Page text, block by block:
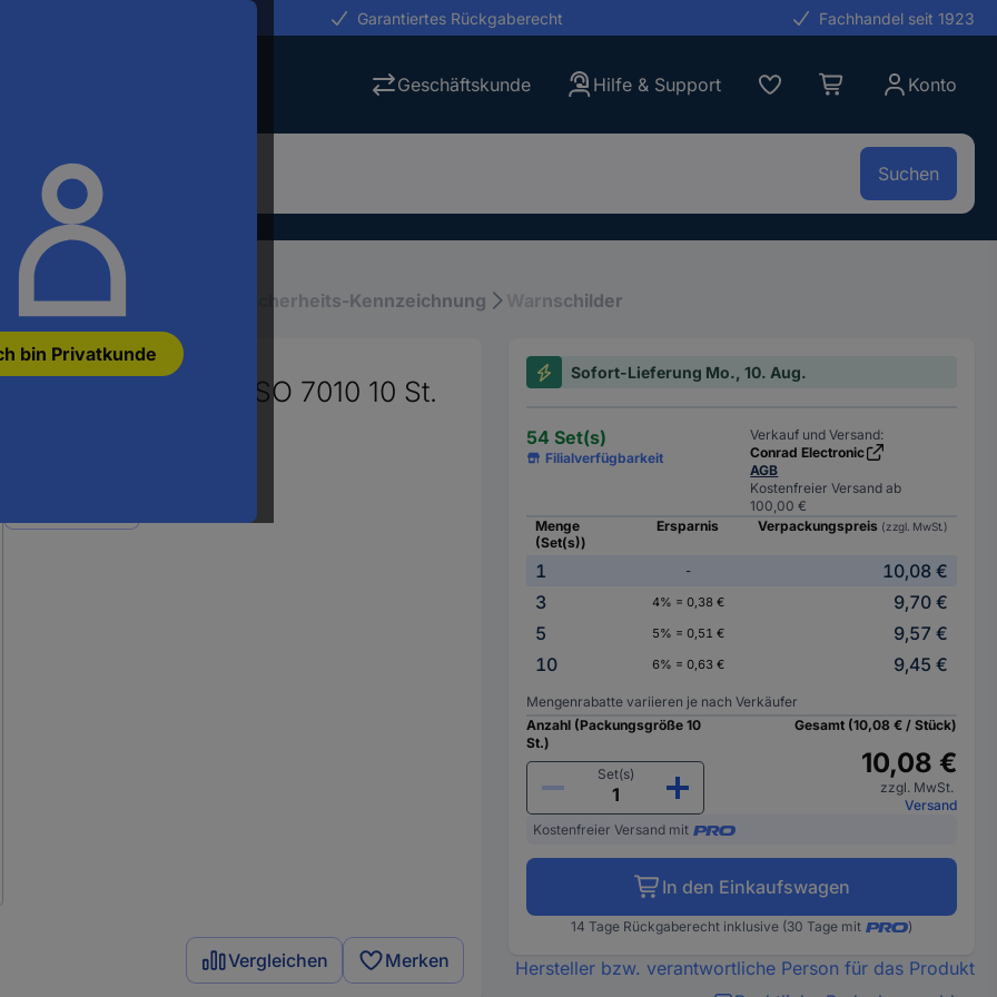
bin Privatkunde
Garantiertes Rückgaberecht Fachhandel seit 1923
Geschäftskunde Hilfe & Support Konto
Suchen
Schilder-, Sicherheits-Kennzeichnung Warnschilder
50 mm ISO 7010 10 St.
Vergleichen Merken
Sofort-Lieferung Mo., 10. Aug.
54 Set(s)
Filialverfügbarkeit
Verkauf und Versand:
Conrad Electronic
AGB
Kostenfreier Versand ab
100,00 €
Menge
(Set(s))
Ersparnis Verpackungspreis (zzgl. MwSt.)
1 -
10,08 €
3
4% = 0,38 €
9,70 €
5
5% = 0,51 €
9,57 €
10
6% = 0,63 € 9,45 €
Mengenrabatte variieren je nach Verkäufer
Anzahl (Packungsgröße 10
St.)
Set(s)
Gesamt (10,08 € / Stück)
10,08 €
zzgl. MwSt.
Versand
Kostenfreier Versand mit
In den Einkaufswagen
14 Tage Rückgaberecht inklusive (30 Tage mit )
Hersteller bzw. verantwortliche Person für das Produkt